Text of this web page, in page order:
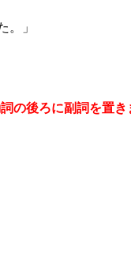
」
の後ろに副詞を置き